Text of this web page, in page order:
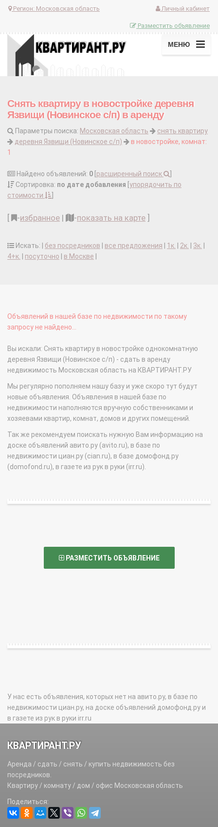
Регион: Московская область Личный кабинет
Разместить объявление
МЕНЮ
Снять квартиру в новостройке деревня
Язвищи (Новинское с/п) в аренду
Параметры поиска: Московская область
снять квартиру
деревня Язвищи (Новинское с/п)
в новостройке, комнат:
1
Найдено объявлений: 0 расширенный поиск
Сортировка: по дате добавления упорядочить по
стоимости
-избранное | -показать на карте
Искать: | без посредников все предложения 1к. 2к. 3к.
4+к.
посуточно в Москве
Объявлений в нашей базе по недвижимости по такому
запросу не найдено...
Вы искали: Снять квартиру в новостройке однокомнатную
деревня Язвищи (Новинское с/п) - сдать в аренду
недвижимость Московская область на КВАРТИРАНТ.РУ
Мы регулярно пополняем нашу базу и уже скоро тут будут
новые объявления. Объявления в нашей базе по
недвижимости наполняются вручную собственниками и
хозяевами квартир, комнат, домов и других помещений.
Так же рекомендуем поискать нужную Вам информацию на
доске объявлений авито.ру (avito.ru), в базе по
недвижимости циан.ру (cian.ru), в базе домофонд.ру
(domofond.ru), в газете из рук в руки (irr.ru).
РАЗМЕСТИТЬ ОБЪЯВЛЕНИЕ
У нас есть объявления, которых нет на авито.ру, в базе по
недвижимости циан.ру, на доске объявлений домофонд.ру и
в газете из рук в руки irr.ru
КВАРТИРАНТ.РУ
Аренда / сдать / снять / купить недвижимость без
посредников.
Квартиру / комнату / дом / офис Московская область
Поделиться: